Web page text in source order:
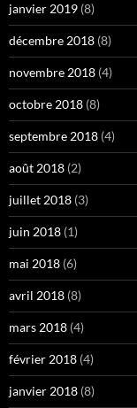
janvier 2019 (8)
décembre 2018 (8)
novembre 2018 (4)
octobre 2018 (8)
septembre 2018 (4)
août 2018 (2)
juillet 2018 (3)
juin 2018 (1)
mai 2018 (6)
avril 2018 (8)
mars 2018 (4)
février 2018 (4)
janvier 2018 (8)